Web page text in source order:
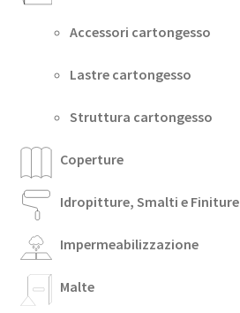
Accessori cartongesso
Lastre cartongesso
Struttura cartongesso
Coperture
Idropitture, Smalti e Finiture
Impermeabilizzazione
Malte